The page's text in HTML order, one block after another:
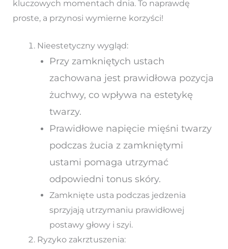
kluczowych momentach dnia. To naprawdę
proste, a przynosi wymierne korzyści!
Nieestetyczny wygląd:
Przy zamkniętych ustach
zachowana jest prawidłowa pozycja
żuchwy, co wpływa na estetykę
twarzy.
Prawidłowe napięcie mięśni twarzy
podczas żucia z zamkniętymi
ustami pomaga utrzymać
odpowiedni tonus skóry.
Zamknięte usta podczas jedzenia
sprzyjają utrzymaniu prawidłowej
postawy głowy i szyi.
Ryzyko zakrztuszenia: